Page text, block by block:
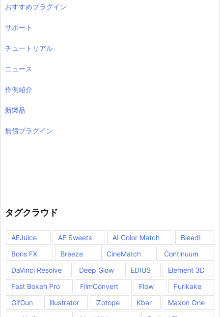
おすすめプラグイン
サポート
チュートリアル
ニュース
作例紹介
新製品
無償プラグイン
タグクラウド
AEJuice AE Sweets AI Color Match
Bleed!
Boris FX
Breeze CineMatch
Continuum
DaVinci Resolve
Deep Glow EDIUS
Element 3D
Fast Bokeh Pro
FilmConvert Flow
Furikake
GifGun
illustrator iZotope Kbar
Maxon One